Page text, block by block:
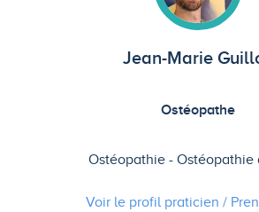
Jean-Marie
Ostéopathe
Ostéopathie Ostéopathie
Voir le profil praticien /